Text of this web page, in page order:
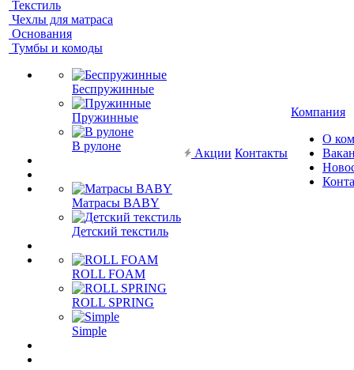
Текстиль
Чехлы для матраса
Основания
Тумбы и комоды
Беспружинные
Пружинные
В рулоне
Матрасы BABY
Детский текстиль
ROLL FOAM
ROLL SPRING
Simple
Акции Контакты
Компания
О